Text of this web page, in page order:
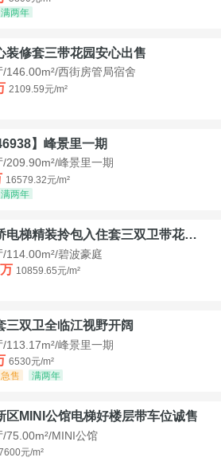
满两年
装修套三带花园安心出售
146.00m²/西街房管局宿舍
2109.59元/m²
】峰景里一期
209.90m²/峰景里一期
16579.32元/m²
满两年
沱四桥电梯精装拎包入住套三双卫带花园40平米带车位
/114.00m²/碧波豪庭
10859.65元/m²
三双卫全临江视野开阔
113.17m²/峰景里一期
6530元/m²
急售 满两年
区MINI公馆电梯好楼层带车位诚售
/75.00m²/MINI公馆
元/m²